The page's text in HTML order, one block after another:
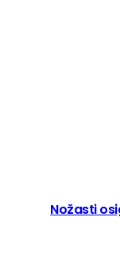
Nožasti